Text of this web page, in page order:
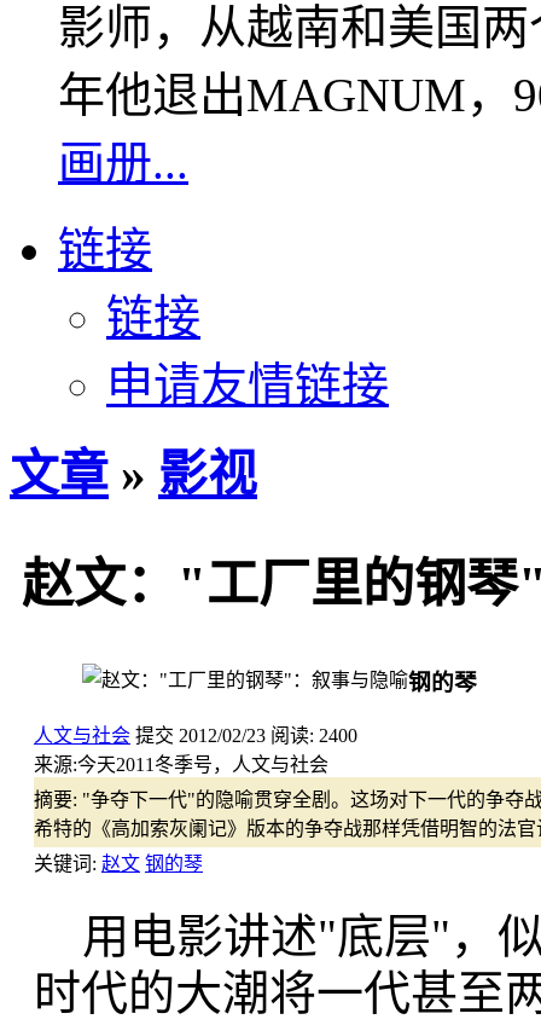
影师，从越南和美国
年他退出MAGNUM，
画册...
链接
链接
申请友情链接
文章 » 影视
赵文："工厂里的钢琴
钢的琴
人文与社会 提交 2012/02/23 阅读: 2400
来源:今天2011冬季号，人文与社会
摘要: "争夺下一代"的隐喻贯穿全剧。这场对下一代的争夺
希特的《高加索灰阑记》版本的争夺战那样凭借明智的法
关键词: 赵文 钢的琴
用电影讲述"底层"，
时代的大潮将一代甚至